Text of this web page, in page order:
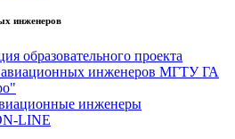
инженеров
образовательного проекта
инженеров МГТУ ГА
инженеры
LINE